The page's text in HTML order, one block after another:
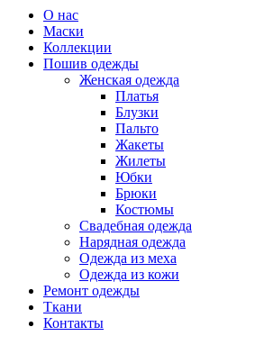
О нас
Маски
Коллекции
Пошив одежды
Женская одежда
Платья
Блузки
Пальто
Жакеты
Жилеты
Юбки
Брюки
Костюмы
Свадебная одежда
Нарядная одежда
Одежда из меха
Одежда из кожи
Ремонт одежды
Ткани
Контакты